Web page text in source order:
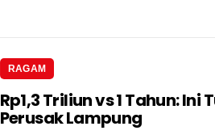
RAGAM
Rp1,3 Triliun vs 1 Tahun:
Perusak Lampung